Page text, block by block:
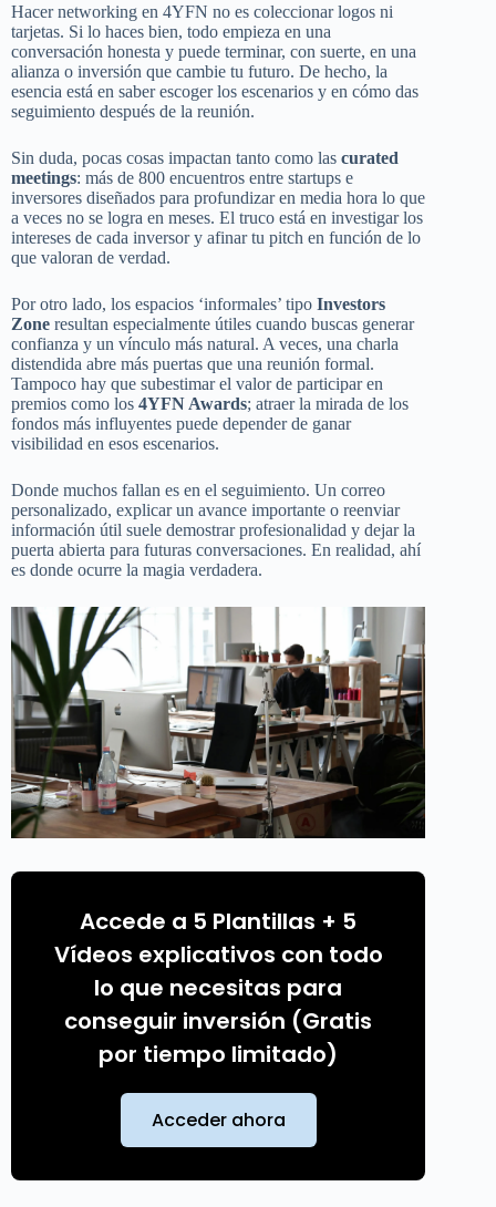
Hacer networking en 4YFN no es coleccionar logos ni
tarjetas. Si lo haces bien, todo empieza en una
conversación honesta y puede terminar, con suerte, en una
alianza o inversión que cambie tu futuro. De hecho, la
esencia está en saber escoger los escenarios y en cómo das
seguimiento después de la reunión.
Sin duda, pocas cosas impactan tanto como las curated
meetings: más de 800 encuentros entre startups e
inversores diseñados para profundizar en media hora lo que
a veces no se logra en meses. El truco está en investigar los
intereses de cada inversor y afinar tu pitch en función de lo
que valoran de verdad.
Por otro lado, los espacios ‘informales’ tipo Investors
Zone resultan especialmente útiles cuando buscas generar
confianza y un vínculo más natural. A veces, una charla
distendida abre más puertas que una reunión formal.
Tampoco hay que subestimar el valor de participar en
premios como los 4YFN Awards; atraer la mirada de los
fondos más influyentes puede depender de ganar
visibilidad en esos escenarios.
Donde muchos fallan es en el seguimiento. Un correo
personalizado, explicar un avance importante o reenviar
información útil suele demostrar profesionalidad y dejar la
puerta abierta para futuras conversaciones. En realidad, ahí
es donde ocurre la magia verdadera.
Accede a 5 Plantillas + 5
Vídeos explicativos con todo
lo que necesitas para
conseguir inversión (Gratis
por tiempo limitado)
Acceder ahora